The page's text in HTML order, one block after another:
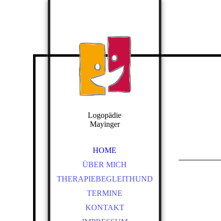
Logopädie
Mayinger
HOME
ÜBER MICH
THERAPIEBEGLEITHUND
TERMINE
KONTAKT